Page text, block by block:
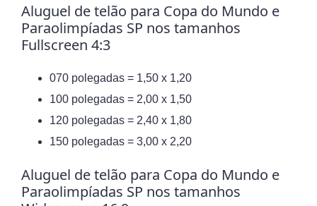
Aluguel de telão para Copa do Mundo e
Paraolimpíadas SP nos tamanhos
Fullscreen 4:3
070 polegadas = 1,50 x 1,20
100 polegadas = 2,00 x 1,50
120 polegadas = 2,40 x 1,80
150 polegadas = 3,00 x 2,20
Aluguel de telão para Copa do Mundo e
Paraolimpíadas SP nos tamanhos